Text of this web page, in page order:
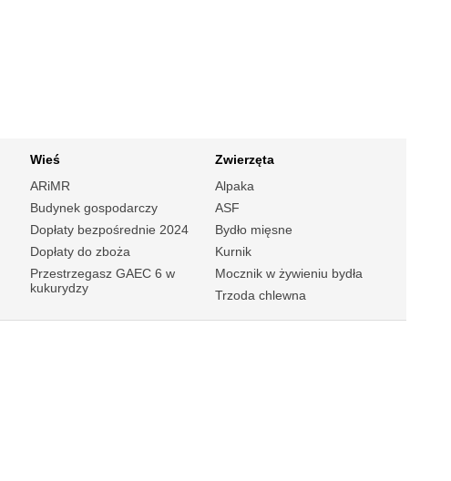
Wieś
ARiMR
Budynek gospodarczy
Dopłaty bezpośrednie 2024
Dopłaty do zboża
Przestrzegasz GAEC 6 w
kukurydzy
Zwierzęta
Alpaka
ASF
Bydło mięsne
Kurnik
Mocznik w żywieniu bydła
Trzoda chlewna